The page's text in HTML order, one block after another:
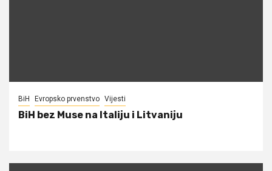
BiH Evropsko prvenstvo Vijesti
BiH bez Muse na Italiju i Litvaniju